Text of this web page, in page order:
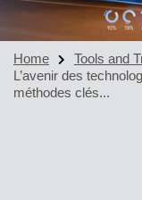
Home Tools and
L’avenir des
méthodes clés...